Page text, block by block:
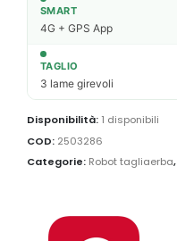
SMART
4G + GPS App
TAGLIO
3 lame girevoli
Disponibilità: 1 disponibili
COD: 2503286
Categorie: Robot tagliaerba,